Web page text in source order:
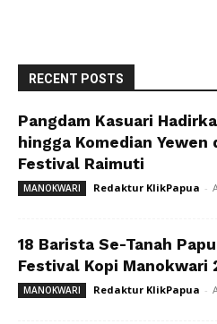
RECENT POSTS
Pangdam Kasuari
hingga Komedian Yewen
Festival Raimuti
MANOKWARI Redaktur KlikPapua -
18 Barista Se-Tanah
Festival Kopi Manokwari
MANOKWARI Redaktur KlikPapua -